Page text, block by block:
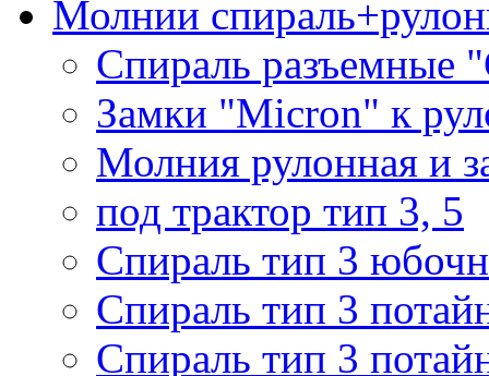
Молнии
Спираль разъемные
Замки "Micron" к
Молния рулонная и
под трактор тип 3, 5
Спираль тип 3
Спираль тип 3
Спираль тип 3